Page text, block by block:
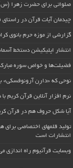
صلواتی برای حضرت زهرا (س)
چیدمان آیات قرآن در
گزارشی از موزه حرم بانوی
انتشار اپلیکیشن دستخط
فضیلت‌ها و خواص سوره
نوحی که «دارِن آرونوفسکی»
نرم افزار آنلاین قرآن کریم
آیا شکل حروف هم در قرآن
تولید قلمهای اختصاصی برای
انتشارات است
وبسایت قرآنیوم راه اندازی